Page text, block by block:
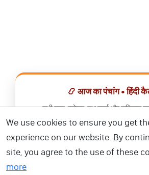
📿 आज का पंचांग • हिंदी
सभी व्रत, त्योहार, शुभ मुहूर्त और राशिफल
📅 हिंदी कैलेंडर ऐप
We use cookies to ensure you get
experience on our website. By
site, you agree to the use of these
more